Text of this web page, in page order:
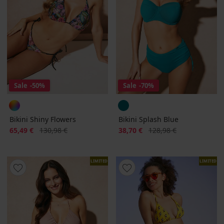
Sale -50%
Bikini Shiny Flowers
Korting
65,49 € Oorspronkelijke prijs
130,98 €
Sale -70%
Bikini Splash Blue
Korting
38,70 € Oorspronkelijke prijs
128,98 €
LIMITED LIMITED